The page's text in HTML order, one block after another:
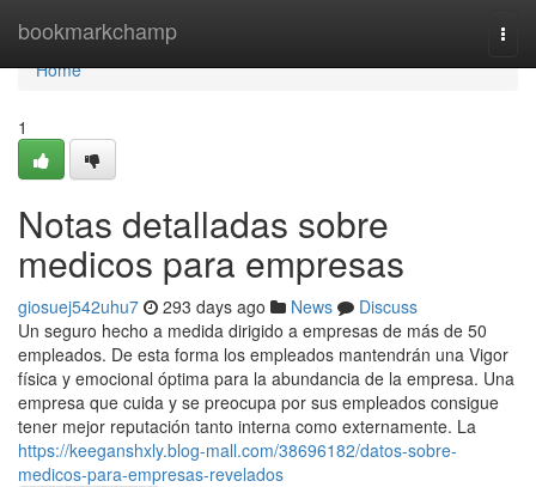
bookmarkchamp
Home
Home
1
Notas detalladas sobre
medicos para empresas
giosuej542uhu7 293 days ago News
Discuss
Un seguro hecho a medida dirigido a empresas de más de 50
empleados. De esta forma los empleados mantendrán una Vigor
física y emocional óptima para la abundancia de la empresa. Una
empresa que cuida y se preocupa por sus empleados consigue
tener mejor reputación tanto interna como externamente. La
https://keeganshxly.blog-mall.com/38696182/datos-sobre-
medicos-para-empresas-revelados